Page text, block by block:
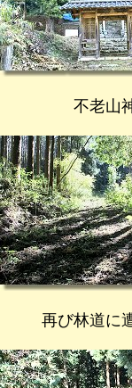
不老山
再び林道に